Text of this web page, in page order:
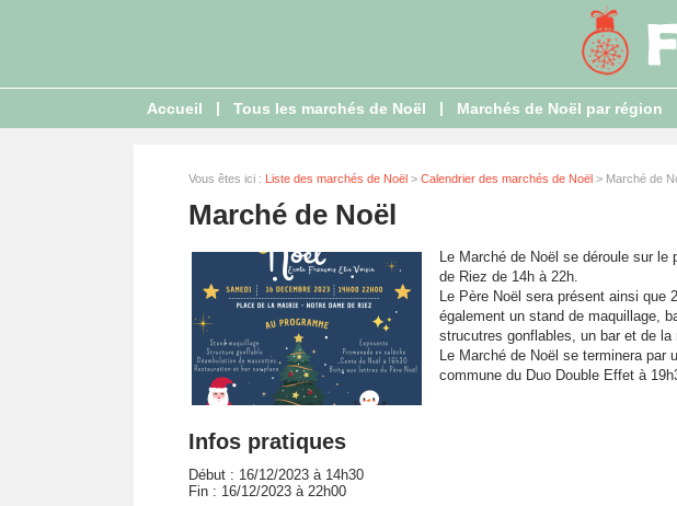
Accueil | Tous les marchés de Noël | Marchés de Noël par région
Vous êtes ici : Liste des marchés de Noël > Calendrier des marchés de Noël > Marché de
Marché de Noël
Le Marché de Noël se déroule sur
de Riez de 14h à 22h.
Le Père Noël sera présent ainsi que
également un stand de maquillage,
strucutres gonflables, un bar et de la
Le Marché de Noël se terminera par
commune du Duo Double Effet à
Infos pratiques
Début : 16/12/2023 à 14h30
Fin : 16/12/2023 à 22h00